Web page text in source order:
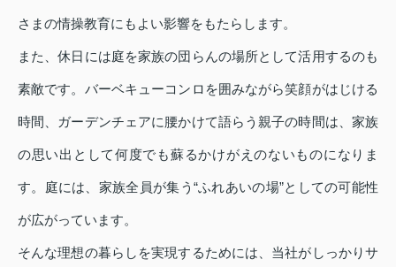
さまの情操教育にもよい影響をもたらします。
また、休日には庭を家族の団らんの場所として活用するのも
素敵です。バーベキューコンロを囲みながら笑顔がはじける
時間、ガーデンチェアに腰かけて語らう親子の時間は、家族
の思い出として何度でも蘇るかけがえのないものになりま
す。庭には、家族全員が集う“ふれあいの場”としての可能性
が広がっています。
そんな理想の暮らしを実現するためには、当社がしっかりサ